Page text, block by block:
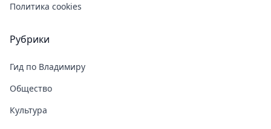
Политика cookies
Рубрики
Гид по Владимиру
Общество
Культура